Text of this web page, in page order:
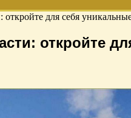
для себя
откройте